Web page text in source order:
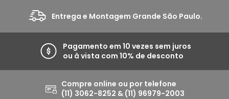
Entrega e Montagem Grande São Paulo.
Pagamento em 10 vezes sem juros
ou à vista com 10% de desconto
Compre online ou por telefone
(11) 3062-8252 & (11) 96979-2003